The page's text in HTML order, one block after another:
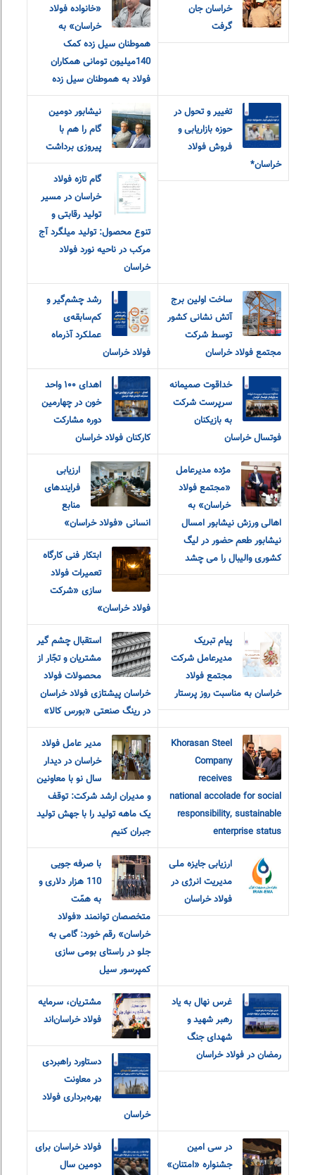
خراسان جان
گرفت
«خانواده فولاد
خراسان» به
هموطنان سیل زده کمک
140میلیون تومانی همکاران
فولاد به هموطنان سیل زده
تغییر و تحول در
حوزه بازاریابی و
فروش فولاد
خراسان*
نیشابور دومین
گام را هم با
پیروزی برداشت
گام تازه فولاد
خراسان در مسیر
تولید رقابتی و
تنوع محصول: تولید میلگرد آج
مرکب در ناحیه نورد فولاد
خراسان
ساخت اولین برج
آتش نشانی کشور
توسط شرکت
مجتمع فولاد خراسان
رشد چشم‌گیر و
کم‌سابقه‌ی
عملکرد آذرماه
فولاد خراسان
خداقوت صمیمانه
سرپرست شرکت
به بازیکنان
فوتسال خراسان
اهدای ۱۰۰ واحد
خون در چهارمین
دوره مشارکت
کارکنان فولاد خراسان
مژده مدیرعامل
«مجتمع فولاد
خراسان» به
اهالی ورزش نیشابور امسال
نیشابور طعم حضور در لیگ
کشوری والیبال را می چشد
ارزیابی
فرایندهای
منابع
انسانی «فولاد خراسان»
ابتکار فنی کارگاه
تعمیرات فولاد
سازی «شرکت
فولاد خراسان»
پیام تبریک
مدیرعامل شرکت
مجتمع فولاد
خراسان به مناسبت روز پرستار
استقبال چشم گیر
مشتریان و تجّار از
محصولات فولاد
خراسان پیشتازی فولاد خراسان
در رینگ صنعتی «بورس کالا»
Khorasan Steel
Company
receives
national accolade for social
responsibility, sustainable
enterprise status
مدير عامل فولاد
خراسان در ديدار
سال نو با معاونين
و مديران ارشد شرکت: توقف
یک ماهه تولید را با جهش تولید
جبران کنیم
ارزیابی جایزه ملی
مدیریت انرژی در
فولاد خراسان
با صرفه جویی
110 هزار دلاری و
به همّت
متخصصان توانمند «فولاد
خراسان» رقم خورد: گامی به
جلو در راستای بومی سازی
کمپرسور سیل
غرس نهال به یاد
رهبر شهید و
شهدای جنگ
رمضان در فولاد خراسان
مشتریان، سرمایه
فولاد خراسان‌اند
دستاورد راهبردی
در معاونت
بهره‌برداری فولاد
خراسان
در سی امین
جشنواره «امتنان»
فولاد خراسان برای
دومین سال